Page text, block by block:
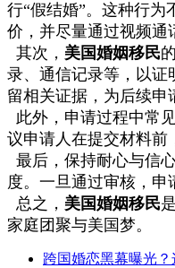
行“假结婚”。这种行
价，并尽量通过视频通
其次， 美国婚姻移民
录、通信记录等，以证
留相关证据，为后续申
此外，申请过程中常
议申请人在提交材料前
最后，保持耐心与信
度。一旦通过审核，申
总之， 美国婚姻移民
家庭团聚与美国梦。
跨国婚恋黑幕曝光